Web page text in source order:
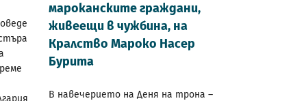
мароканските граждани,
живеещи в чужбина, на
Кралство Мароко Насер
Бурита
В навечерието на Деня на трона –